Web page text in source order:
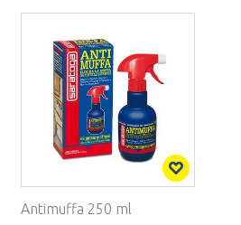
Antimuffa 250 ml